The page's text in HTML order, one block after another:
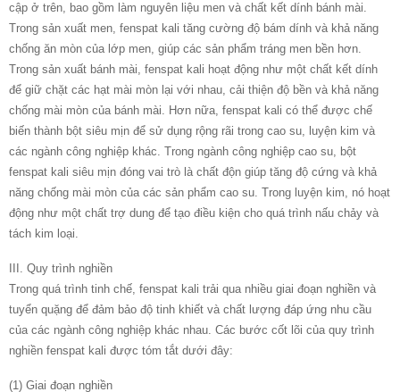
cập ở trên, bao gồm làm nguyên liệu men và chất kết dính bánh mài.
Trong sản xuất men, fenspat kali tăng cường độ bám dính và khả năng
chống ăn mòn của lớp men, giúp các sản phẩm tráng men bền hơn.
Trong sản xuất bánh mài, fenspat kali hoạt động như một chất kết dính
để giữ chặt các hạt mài mòn lại với nhau, cải thiện độ bền và khả năng
chống mài mòn của bánh mài. Hơn nữa, fenspat kali có thể được chế
biến thành bột siêu mịn để sử dụng rộng rãi trong cao su, luyện kim và
các ngành công nghiệp khác. Trong ngành công nghiệp cao su, bột
fenspat kali siêu mịn đóng vai trò là chất độn giúp tăng độ cứng và khả
năng chống mài mòn của các sản phẩm cao su. Trong luyện kim, nó hoạt
động như một chất trợ dung để tạo điều kiện cho quá trình nấu chảy và
tách kim loại.
III. Quy trình nghiền
Trong quá trình tinh chế, fenspat kali trải qua nhiều giai đoạn nghiền và
tuyển quặng để đảm bảo độ tinh khiết và chất lượng đáp ứng nhu cầu
của các ngành công nghiệp khác nhau. Các bước cốt lõi của quy trình
nghiền fenspat kali được tóm tắt dưới đây:
(1) Giai đoạn nghiền